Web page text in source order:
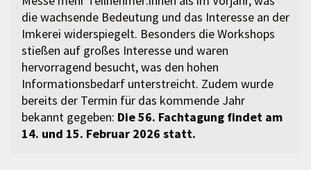
die wachsende Bedeutung und das Interesse an der
Imkerei widerspiegelt. Besonders die Workshops
stießen auf großes Interesse und waren
hervorragend besucht, was den hohen
Informationsbedarf unterstreicht. Zudem wurde
bereits der Termin für das kommende Jahr
bekannt gegeben: Die 56. Fachtagung findet am
14. und 15. Februar 2026 statt.